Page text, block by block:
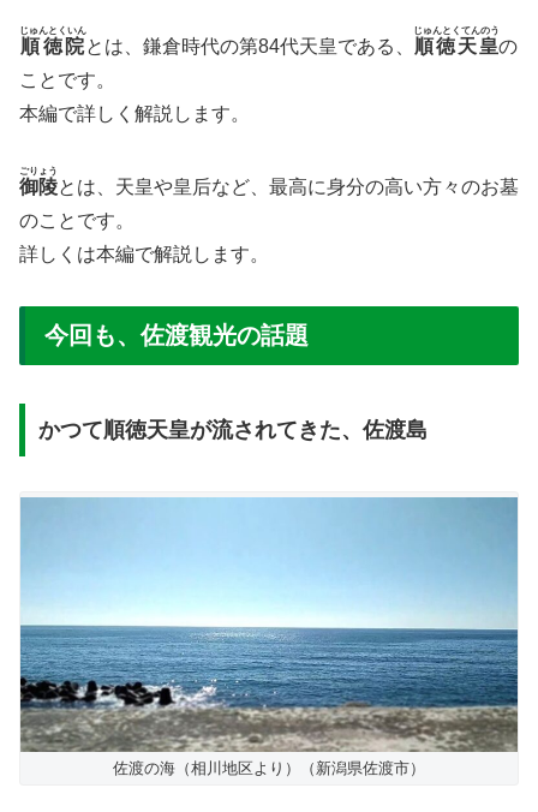
順徳院
じゅんとくいん
とは、鎌倉時代の第84代天皇である、 順徳天皇
じゅんとくてんのう
の
ことです。
本編で詳しく解説します。
御陵
ごりょう
とは、​天皇や皇后など、最高に身分の高い方々のお墓
のことです。
詳しくは本編で解説します。
今回も、佐渡観光の話題
かつて順徳天皇が流されてきた、佐渡島
佐渡の海（相川地区より）（新潟県佐渡市）